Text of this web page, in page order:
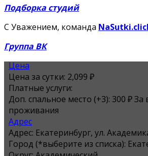
Подборка студий
С Уважением, команда
Группа ВК
Цена
Цена за сутки: 2,099 ₽
Платные услуги:
Доп. спальное место (+3): 300 ₽ За
проживания
Адрес
Адрес: Екатеринбург, ул.
Город (*выберите из списка):